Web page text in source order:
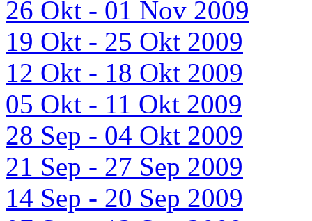
26 Okt - 01 Nov 2009
19 Okt - 25 Okt 2009
12 Okt - 18 Okt 2009
05 Okt - 11 Okt 2009
28 Sep - 04 Okt 2009
21 Sep - 27 Sep 2009
14 Sep - 20 Sep 2009